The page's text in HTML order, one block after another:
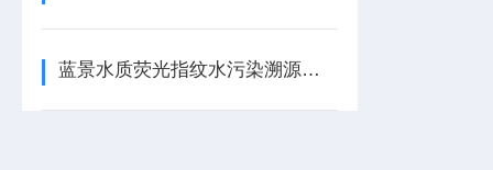
蓝景水质荧光指纹水污染溯源仪维持高精度的办法